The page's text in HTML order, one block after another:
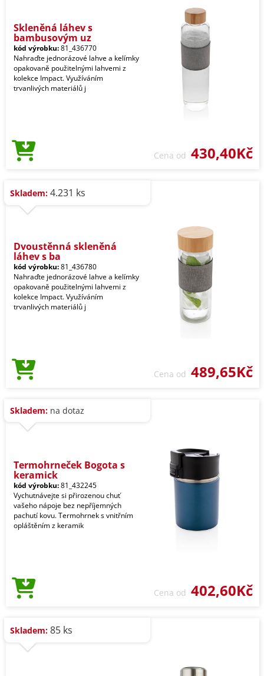
Skleněná láhev s
bambusovým uz
kód výrobku:81_436770
Nahraďte jednorázové lahve a kelímky
opakovaně použitelnými lahvemi z
kolekce Impact. Využíváním
trvanlivých materiálů j
Cena od 430,40Kč
Skladem: 4.231 ks
Dvoustěnná skleněná
láhev s ba
kód výrobku:81_436780
Nahraďte jednorázové lahve a kelímky
opakovaně použitelnými lahvemi z
kolekce Impact. Využíváním
trvanlivých materiálů j
Cena od 489,65Kč
Skladem: na dotaz
Termohrneček Bogota s
keramick
kód výrobku:81_432245
Vychutnávejte si přirozenou chuť
vašeho nápoje bez nepříjemných
pachutí kovu. Termohrnek s vnitřním
opláštěním z keramik
Cena od 402,60Kč
Skladem: 85 ks